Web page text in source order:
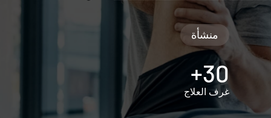
منشأة
30+
غرف العلاج